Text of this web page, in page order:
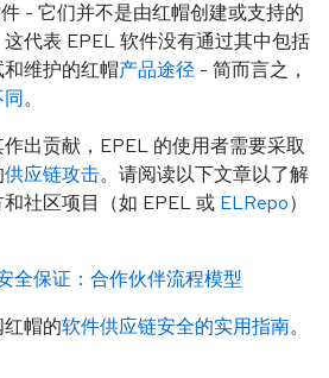
- 它们并不是由红帽创建或支持的
代表 EPEL 软件没有通过其中包括
维护的红帽产品途径 - 简而言之，
。
出贡献，EPEL 的使用者需要采取
供应链攻击。请阅读以下文章以了解
社区项目（如 EPEL 或 ELRepo）
全保证：合作伙伴流程模型
帽的软件供应链安全的实用指南。